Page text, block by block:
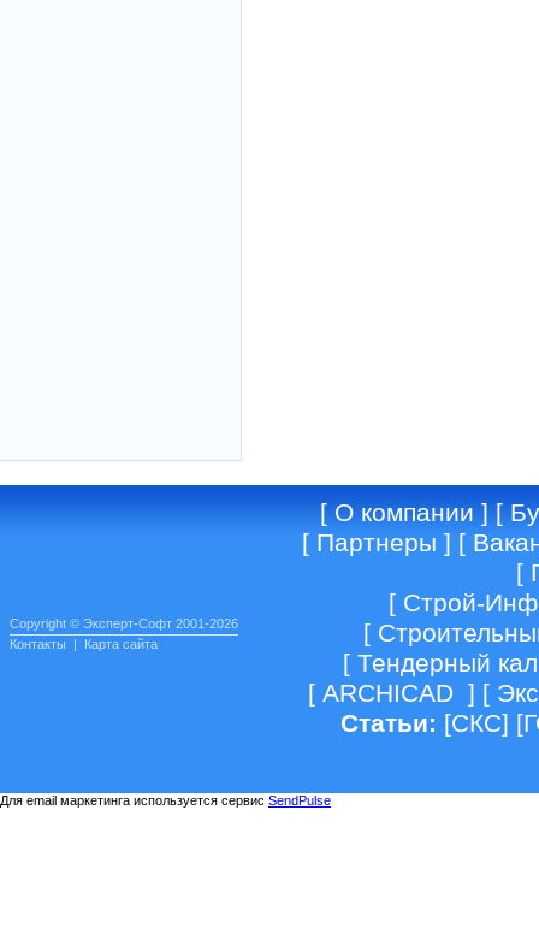
Copyright © Эксперт-Софт 2001-2026
Контакты | Карта сайта
[О компании] [
[ Партнеры ] [
[
[ Строй-
[
[ Тендерный
[ ARCHICAD ] [
Статьи: [СКС] [
Для email маркетинга используется сервис SendPulse